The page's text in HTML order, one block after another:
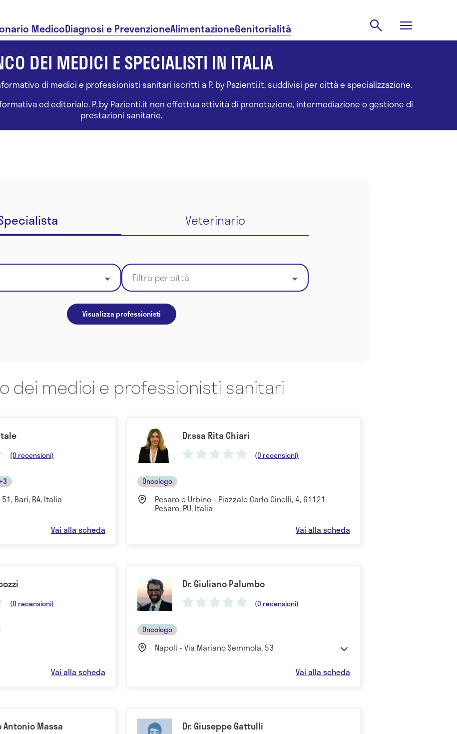
MedicoDiagnosi e PrevenzioneAlimentazioneGenitorialità
DEI MEDICI E SPECIALISTI IN ITALIA
di medici e professionisti sanitari iscritti a P. by Pazienti.it, suddivisi per città e specializzazione.
ed editoriale. P. by Pazienti.it non effettua attività di prenotazione, intermediazione o gestione di
prestazioni sanitarie.
Veterinario
Filtra per città
Visualizza professionisti
dei medici e professionisti sanitari
(0 recensioni)
+3
Bari, BA, Italia
Vai alla scheda
Dr.ssa Rita Chiari
(0 recensioni)
Oncologo
Pesaro e Urbino - Piazzale Carlo Cinelli, 4, 61121
Pesaro, PU, Italia
Vai alla scheda
(0 recensioni)
Vai alla scheda
Dr. Giuliano Palumbo
(0 recensioni)
Oncologo
Napoli - Via Mariano Semmola, 53
Vai alla scheda
Antonio Massa Dr. Giuseppe Gattulli